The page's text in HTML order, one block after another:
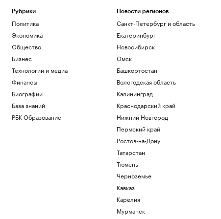
Рубрики
Политика
Экономика
Общество
Бизнес
Технологии и медиа
Финансы
Биографии
База знаний
РБК Образование
Новости регионов
Санкт-Петербург и область
Екатеринбург
Новосибирск
Омск
Башкортостан
Вологодская область
Калининград
Краснодарский край
Нижний Новгород
Пермский край
Ростов-на-Дону
Татарстан
Тюмень
Черноземье
Кавказ
Карелия
Мурманск